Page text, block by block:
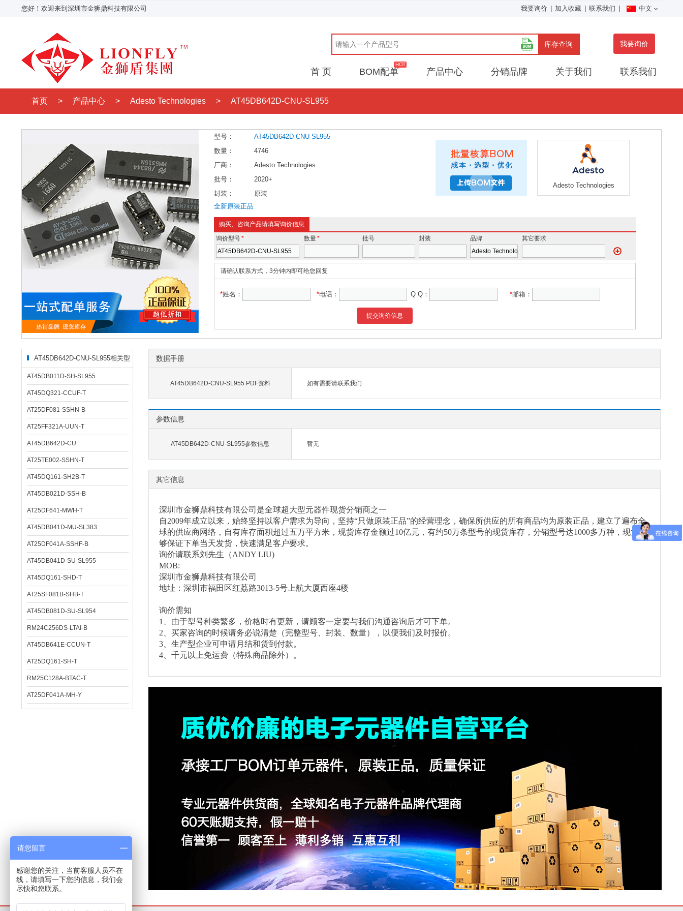
您好！欢迎来到深圳市金狮鼎科技有限公司 我要询价 加入收藏 联系我们 中文
库存查询 我要询价
首 页 BOM配单 产品中心 分销品牌 关于我们 联系我们
首页 > 产品中心 > Adesto Technologies > AT45DB642D-CNU-SL955
型号：
AT45DB642D-CNU-SL955
数量：
4746
厂商：
Adesto Technologies
批号：
2020+
封装：
原装
全新原装正品
Adesto Technologies
购买、咨询产品请填写询价信息
询价型号* 数量* 批号 封装 品牌 其它要求
请确认联系方式，3分钟内即可给您回复
*姓名： *电话： Q Q： *邮箱：
提交询价信息
AT45DB642D-CNU-SL955相关型
号AT45DB011D-SH-SL955
AT45DQ321-CCUF-T
AT25DF081-SSHN-B
AT25FF321A-UUN-T
AT45DB642D-CU
AT25TE002-SSHN-T
AT45DQ161-SH2B-T
AT45DB021D-SSH-B
AT25DF641-MWH-T
AT45DB041D-MU-SL383
AT25DF041A-SSHF-B
AT45DB041D-SU-SL955
AT45DQ161-SHD-T
AT25SF081B-SHB-T
AT45DB081D-SU-SL954
RM24C256DS-LTAI-B
AT45DB641E-CCUN-T
AT25DQ161-SH-T
RM25C128A-BTAC-T
AT25DF041A-MH-Y
数据手册
AT45DB642D-CNU-SL955 PDF资料 如有需要请联系我们
参数信息
AT45DB642D-CNU-SL955参数信息 暂无
其它信息
深圳市金狮鼎科技有限公司是全球超大型元器件现货分销商之一
自2009年成立以来，始终坚持以客户需求为导向，坚持“只做原装正品”的经营理念，确保所供应的所有商品均为原装正品，建立了遍布全
球的供应商网络，自有库存面积超过五万平方米，现货库存金额过10亿元，有约50万条型号的现货库存，分销型号达1000多万种，现货能
够保证下单当天发货，快速满足客户要求。
询价请联系刘先生（ANDY LIU)
MOB:
深圳市金狮鼎科技有限公司
地址：深圳市福田区红荔路3013-5号上航大厦西座4楼
询价需知
1、由于型号种类繁多，价格时有更新，请顾客一定要与我们沟通咨询后才可下单。
2、买家咨询的时候请务必说清楚（完整型号、封装、数量），以便我们及时报价。
3、生产型企业可申请月结和货到付款。
4、千元以上免运费（特殊商品除外）。
请您留言
感谢您的关注，当前客服人员不在
线，请填写一下您的信息，我们会
尽快和您联系。